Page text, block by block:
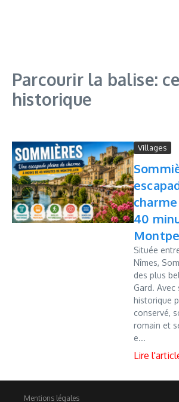
Parcourir la balise:
historique
Villages
40
Située
Nîmes,
des plus
Gard. Avec
historique
conservé,
romain et
e...
Mentions légales